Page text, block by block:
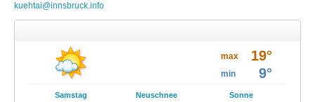
kuehtai@innsbruck.info
max 19°
min 9°
Samstag
Neuschnee
Sonne